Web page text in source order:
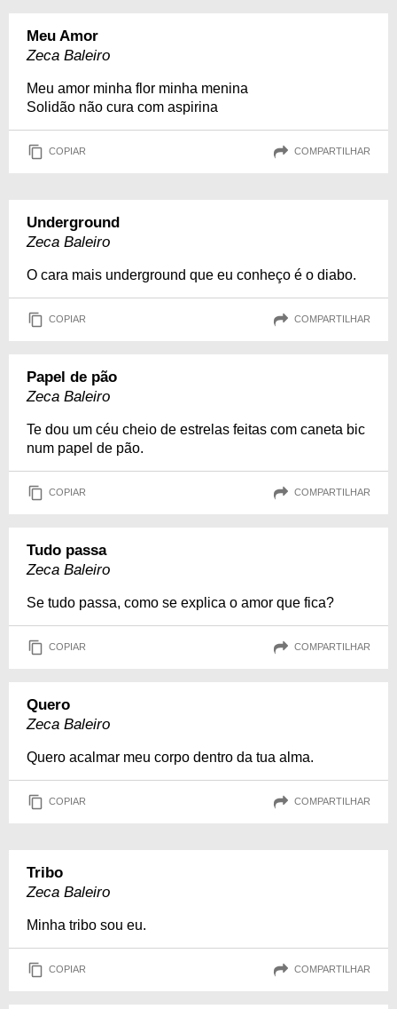
Meu Amor
Zeca Baleiro
Meu amor minha flor minha menina
Solidão não cura com aspirina
COPIAR COMPARTILHAR
Underground
Zeca Baleiro
O cara mais underground que eu conheço é o diabo.
COPIAR COMPARTILHAR
Papel de pão
Zeca Baleiro
Te dou um céu cheio de estrelas feitas com caneta bic
num papel de pão.
COPIAR COMPARTILHAR
Tudo passa
Zeca Baleiro
Se tudo passa, como se explica o amor que fica?
COPIAR COMPARTILHAR
Quero
Zeca Baleiro
Quero acalmar meu corpo dentro da tua alma.
COPIAR COMPARTILHAR
Tribo
Zeca Baleiro
Minha tribo sou eu.
COPIAR COMPARTILHAR